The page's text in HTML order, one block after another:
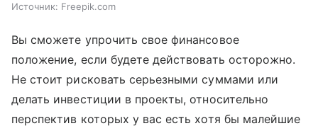
Источник: Freepik.com
Вы сможете упрочить свое финансовое
положение, если будете действовать осторожно.
Не стоит рисковать серьезными суммами или
делать инвестиции в проекты, относительно
перспектив которых у вас есть хотя бы малейшие